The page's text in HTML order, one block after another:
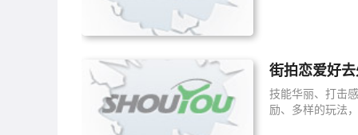
街拍恋爱好
技能华丽、打击
励、多样的玩法